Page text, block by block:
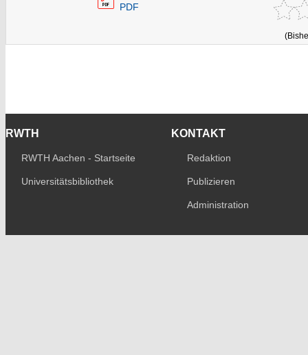
PDF
RWTH
RWTH Aachen - Startseite
Universitätsbibliothek
KONTAKT
Redaktion
Publizieren
Administration